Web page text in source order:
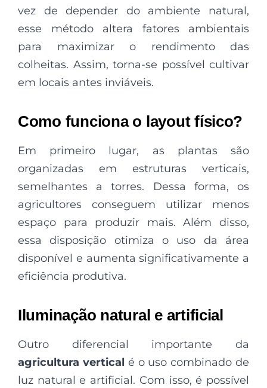
vez de depender do ambiente natural,
esse método altera fatores ambientais
para maximizar o rendimento das
colheitas. Assim, torna-se possível cultivar
em locais antes inviáveis.
Como funciona o layout físico?
Em primeiro lugar, as plantas são
organizadas em estruturas verticais,
semelhantes a torres. Dessa forma, os
agricultores conseguem utilizar menos
espaço para produzir mais. Além disso,
essa disposição otimiza o uso da área
disponível e aumenta significativamente a
eficiência produtiva.
Iluminação natural e artificial
Outro diferencial importante da
agricultura vertical é o uso combinado de
luz natural e artificial. Com isso, é possível